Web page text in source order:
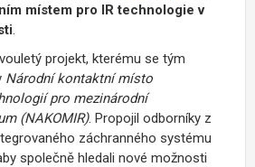
místem pro IR technologie v
.
projekt, kterému se tým
Národní kontaktní místo
pro mezinárodní
(NAKOMIR). Propojil odborníky z
záchranného systému
společně hledali nové možnosti